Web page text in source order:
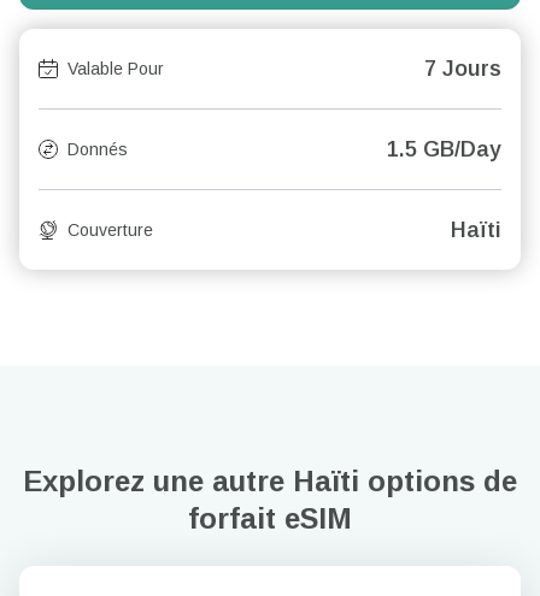
Valable Pour 7 Jours
Donnés 1.5 GB/Day
Couverture Haïti
Explorez une autre Haïti options de
forfait eSIM